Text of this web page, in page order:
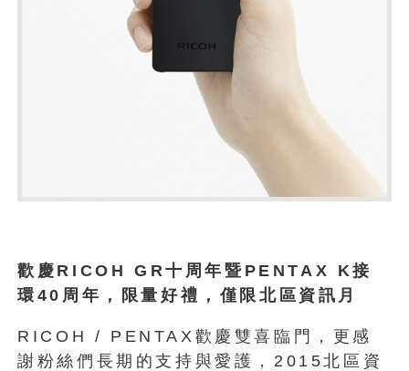
歡慶RICOH GR十周年暨PENTAX K接
環40周年，限量好禮，僅限北區資訊月
RICOH / PENTAX歡慶雙喜臨門，更感
謝粉絲們長期的支持與愛護，2015北區資